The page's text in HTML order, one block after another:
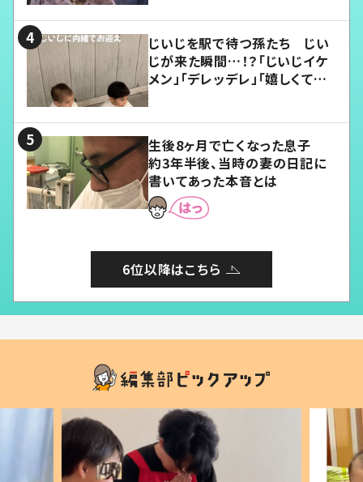
じいじを駅で待つ孫たち じい
じが来た瞬間…！？「じいじイケ
メン」「デレッデレ」「嬉しくて可
生後8ヶ月で亡くなった息子
約3年半後、当時の妻の日記に
書いてあった本音とは
6位以降はこちら